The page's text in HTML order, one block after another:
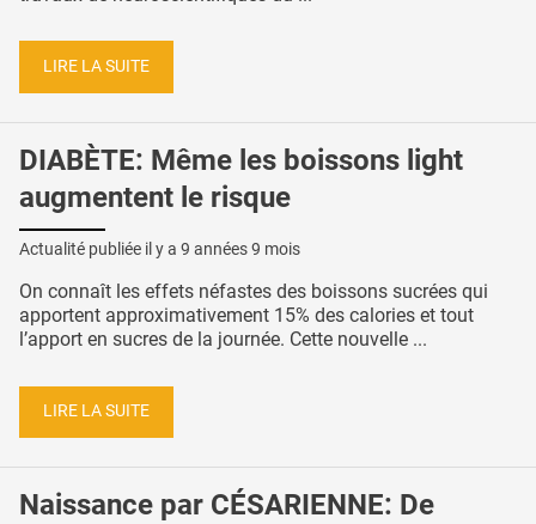
LIRE LA SUITE
DIABÈTE: Même les boissons light
augmentent le risque
Actualité publiée il y a 9 années 9 mois
On connaît les effets néfastes des boissons sucrées qui
apportent approximativement 15% des calories et tout
l’apport en sucres de la journée. Cette nouvelle ...
LIRE LA SUITE
Naissance par CÉSARIENNE: De